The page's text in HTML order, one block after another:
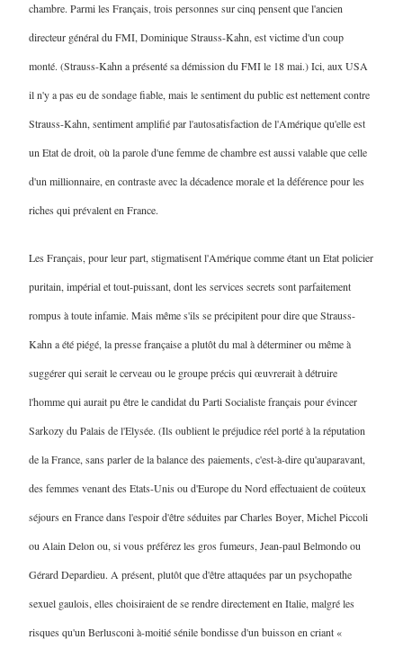
chambre. Parmi les Français, trois personnes sur cinq pensent que l'ancien
directeur général du FMI, Dominique Strauss-Kahn, est victime d'un coup
monté. (Strauss-Kahn a présenté sa démission du FMI le 18 mai.) Ici, aux USA
il n'y a pas eu de sondage fiable, mais le sentiment du public est nettement contre
Strauss-Kahn, sentiment amplifié par l'autosatisfaction de l'Amérique qu'elle est
un Etat de droit, où la parole d'une femme de chambre est aussi valable que celle
d'un millionnaire, en contraste avec la décadence morale et la déférence pour les
riches qui prévalent en France.
Les Français, pour leur part, stigmatisent l'Amérique comme étant un Etat policier
puritain, impérial et tout-puissant, dont les services secrets sont parfaitement
rompus à toute infamie. Mais même s'ils se précipitent pour dire que Strauss-
Kahn a été piégé, la presse française a plutôt du mal à déterminer ou même à
suggérer qui serait le cerveau ou le groupe précis qui œuvrerait à détruire
l'homme qui aurait pu être le candidat du Parti Socialiste français pour évincer
Sarkozy du Palais de l'Elysée. (Ils oublient le préjudice réel porté à la réputation
de la France, sans parler de la balance des paiements, c'est-à-dire qu'auparavant,
des femmes venant des Etats-Unis ou d'Europe du Nord effectuaient de coûteux
séjours en France dans l'espoir d'être séduites par Charles Boyer, Michel Piccoli
ou Alain Delon ou, si vous préférez les gros fumeurs, Jean-paul Belmondo ou
Gérard Depardieu. A présent, plutôt que d'être attaquées par un psychopathe
sexuel gaulois, elles choisiraient de se rendre directement en Italie, malgré les
risques qu'un Berlusconi à-moitié sénile bondisse d'un buisson en criant «